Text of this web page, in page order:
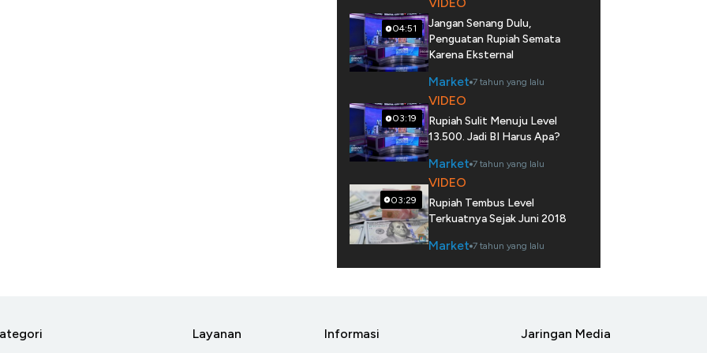
04:51
Jangan Senang Dulu,
Penguatan Rupiah Semata
Karena Eksternal
Market 7 tahun yang lalu
03:19
VIDEO
Rupiah Sulit Menuju Level
13.500. Jadi BI Harus Apa?
Market 7 tahun yang lalu
03:29
VIDEO
Rupiah Tembus Level
Terkuatnya Sejak Juni 2018
Market 7 tahun yang lalu
Layanan Informasi Jaringan Media